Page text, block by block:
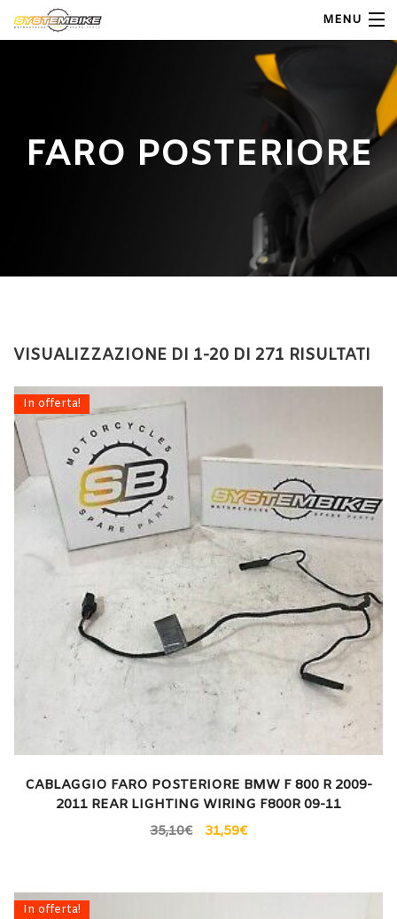
MENU
Shop Moto
FARO POSTERIORE
VISUALIZZAZIONE DI 1-20 DI 271 RISULTATI
In offerta!
CABLAGGIO FARO POSTERIORE BMW F 800 R 2009-
2011 REAR LIGHTING WIRING F800R 09-11
35,10€ 31,59€
In offerta!